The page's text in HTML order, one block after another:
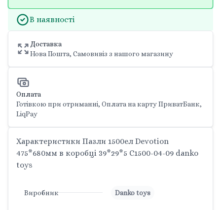
В наявності
Доставка
Нова Пошта, Самовивіз з нашого магазину
Оплата
Готівкою при отриманні, Оплата на карту ПриватБанк,
LiqPay
Характеристики Пазли 1500ел Devotion
475*680мм в коробці 39*29*5 C1500-04-09 danko
toys
Виробник Danko toys